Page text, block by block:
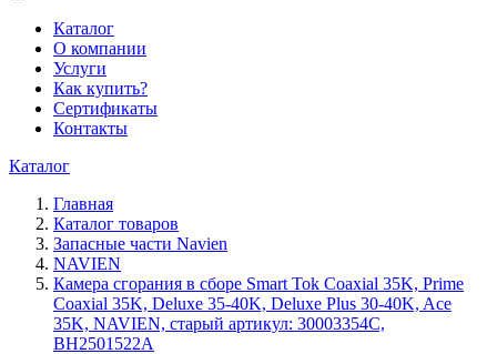
Каталог
О компании
Услуги
Как купить?
Сертификаты
Контакты
Каталог
Главная
Каталог товаров
Запасные части Navien
NAVIEN
Камера сгорания в сборе Smart Tok Coaxial 35K, Prime
Coaxial 35K, Deluxe 35-40K, Deluxe Plus 30-40K, Ace
35K, NAVIEN, старый артикул: 30003354C,
BH2501522A